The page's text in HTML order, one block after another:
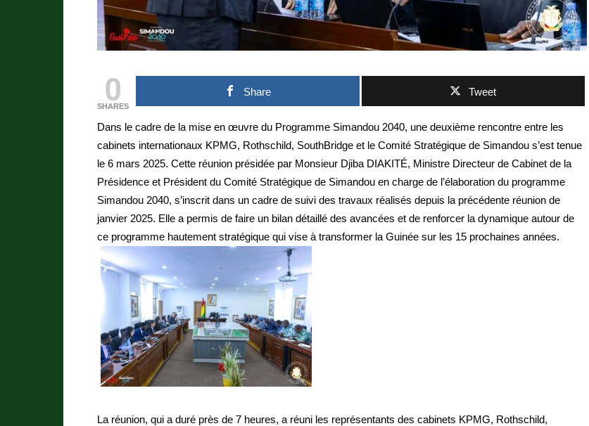
0
SHARES
Share Tweet
Dans le cadre de la mise en œuvre du Programme Simandou 2040, une deuxième rencontre entre les
cabinets internationaux KPMG, Rothschild, SouthBridge et le Comité Stratégique de Simandou s’est tenue
le 6 mars 2025. Cette réunion présidée par Monsieur Djiba DIAKITÉ, Ministre Directeur de Cabinet de la
Présidence et Président du Comité Stratégique de Simandou en charge de l’élaboration du programme
Simandou 2040, s’inscrit dans un cadre de suivi des travaux réalisés depuis la précédente réunion de
janvier 2025. Elle a permis de faire un bilan détaillé des avancées et de renforcer la dynamique autour de
ce programme hautement stratégique qui vise à transformer la Guinée sur les 15 prochaines années.
La réunion, qui a duré près de 7 heures, a réuni les représentants des cabinets KPMG, Rothschild,